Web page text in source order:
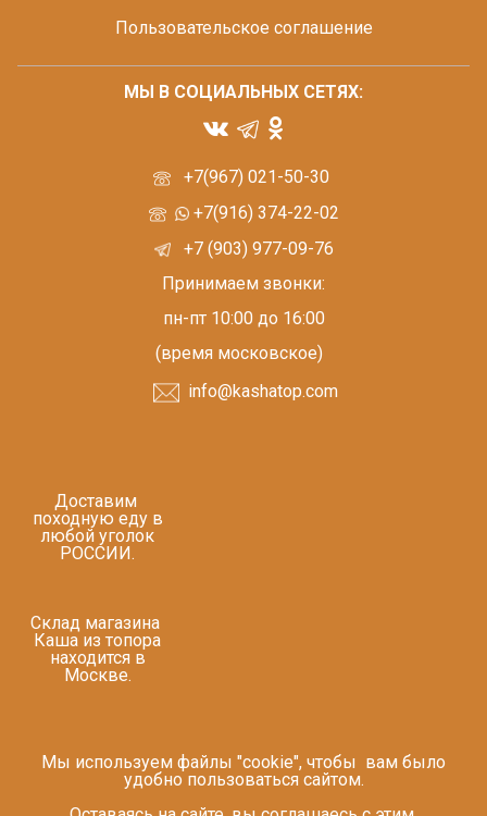
Пользовательское соглашение
+7(967) 021-50-30
+7(916) 374-22-02
+7 (903) 977-09-76
Принимаем звонки:
пн-пт 10:00 до 16:00
(время московское)
info@kashatop.com
Доставим
походную еду в
любой уголок
РОССИИ.
Склад магазина
Каша из топора
находится в
Москве.
МЫ В СОЦИАЛЬНЫХ СЕТЯХ:
Мы используем файлы "cookie", чтобы вам было
удобно пользоваться сайтом.